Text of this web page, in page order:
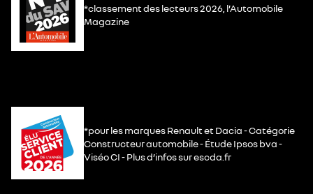
*classement des lecteurs 2026, l’Automobile
Magazine
*pour les marques Renault et Dacia - Catégorie
Constructeur automobile - Étude Ipsos bva -
Viséo CI - Plus d’infos sur escda.fr